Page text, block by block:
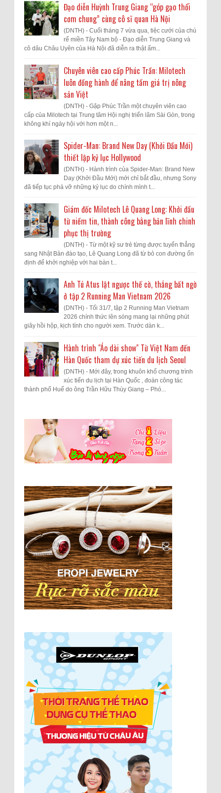
Đạo diễn Huỳnh Trung Giang “góp gạo thổi
cơm chung” cùng cô sĩ quan Hà Nội
(DNTH) - Cuối tháng 7 vừa qua, tiệc cưới của chú
rể miền Tây Nam bộ - Đạo diễn Trung Giang và
cô dâu Châu Uyên của Hà Nội đã diễn ra thật ấm...
Chuyên viên cao cấp Phúc Trần: Milotech
luôn đồng hành để nâng tầm giá trị nông
sản Việt
(DNTH) - Gặp Phúc Trần một chuyên viên cao
cấp của Milotech tại Trung tâm Hội nghị triển lãm Sài Gòn, trong
không khí ngày hội với hơn một n...
Spider-Man: Brand New Day (Khởi Đầu Mới)
thiết lập kỷ lục Hollywood
(DNTH) - Hành trình của Spider-Man: Brand New
Day (Khởi Đầu Mới) mới chỉ bắt đầu, nhưng Sony
đã tiếp tục phá vỡ những kỷ lục do chính mình t...
Giám đốc Milotech Lê Quang Long: Khởi đầu
từ niềm tin, thành công bằng bản lĩnh chinh
phục thị trường
(DNTH) - Từ một kỹ sư trẻ từng được tuyển thẳng
sang Nhật Bản đào tạo, Lê Quang Long đã từ bỏ con đường ổn
định để khởi nghiệp với hai bàn t...
Anh Tú Atus lật ngược thế cờ, thắng bất ngờ
ở tập 2 Running Man Vietnam 2026
(DNTH) - Tối 31/7, tập 2 Running Man Vietnam
2026 chính thức lên sóng mang lại những phút
giây hồi hộp, kịch tính cho người xem. Trước dàn k...
Hành trình "Áo dài show" Từ Việt Nam đến
Hàn Quốc tham dự xúc tiến du lịch Seoul
(DNTH) - Mới đây, trong khuôn khổ chương trình
xúc tiến du lịch tại Hàn Quốc , đoàn công tác
thành phố Huế do ông Trần Hữu Thùy Giang – Phó...